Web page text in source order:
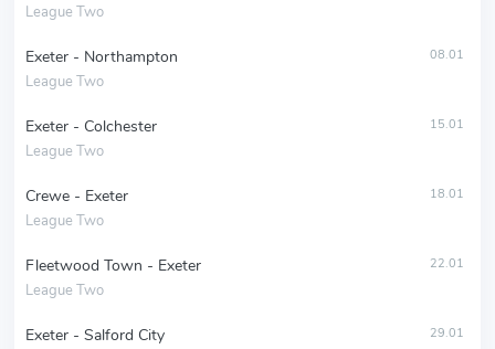
League Two
Exeter - Northampton
League Two
08.01
Exeter - Colchester
League Two
15.01
Crewe - Exeter
League Two
18.01
Fleetwood Town - Exeter
League Two
22.01
Exeter - Salford City 29.01